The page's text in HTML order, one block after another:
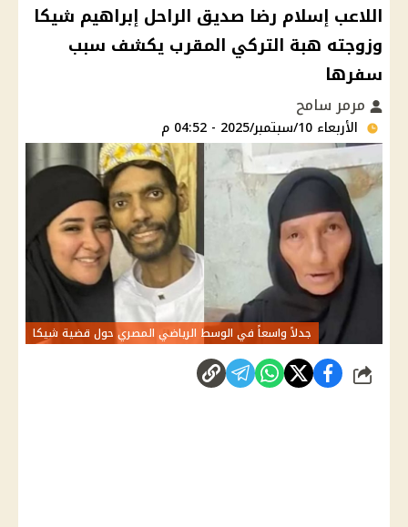
اللاعب إسلام رضا صديق الراحل إبراهيم شيكا
وزوجته هبة التركي المقرب يكشف سبب
سفرها
مرمر سامح
الأربعاء 10/سبتمبر/2025 - 04:52 م
جدلاً واسعاً في الوسط الرياضي المصري حول قضية شيكا
شارك